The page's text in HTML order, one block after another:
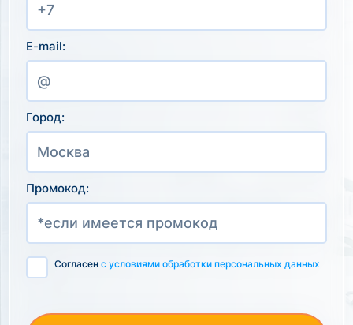
E-mail:
Город:
Промокод:
Согласен с условиями обработки персональных данных